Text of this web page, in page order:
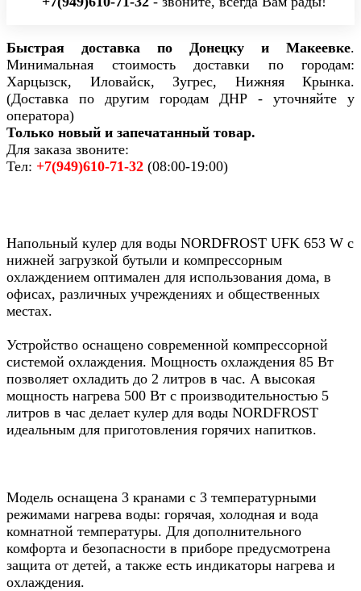
Быстрая доставка по Донецку и Макеевке.
Минимальная стоимость доставки по городам:
Харцызск, Иловайск, Зугрес, Нижняя Крынка.
(Доставка по другим городам ДНР - уточняйте у
оператора)
Только новый и запечатанный товар.
Для заказа звоните:
Тел: +7(949)610-71-32 (08:00-19:00)
Напольный кулер для воды NORDFROST UFK 653 W с
нижней загрузкой бутыли и компрессорным
охлаждением оптимален для использования дома, в
офисах, различных учреждениях и общественных
местах.
Устройство оснащено современной компрессорной
системой охлаждения. Мощность охлаждения 85 Вт
позволяет охладить до 2 литров в час. А высокая
мощность нагрева 500 Вт с производительностью 5
литров в час делает кулер для воды NORDFROST
идеальным для приготовления горячих напитков.
Модель оснащена 3 кранами с 3 температурными
режимами нагрева воды: горячая, холодная и вода
комнатной температуры. Для дополнительного
комфорта и безопасности в приборе предусмотрена
защита от детей, а также есть индикаторы нагрева и
охлаждения.